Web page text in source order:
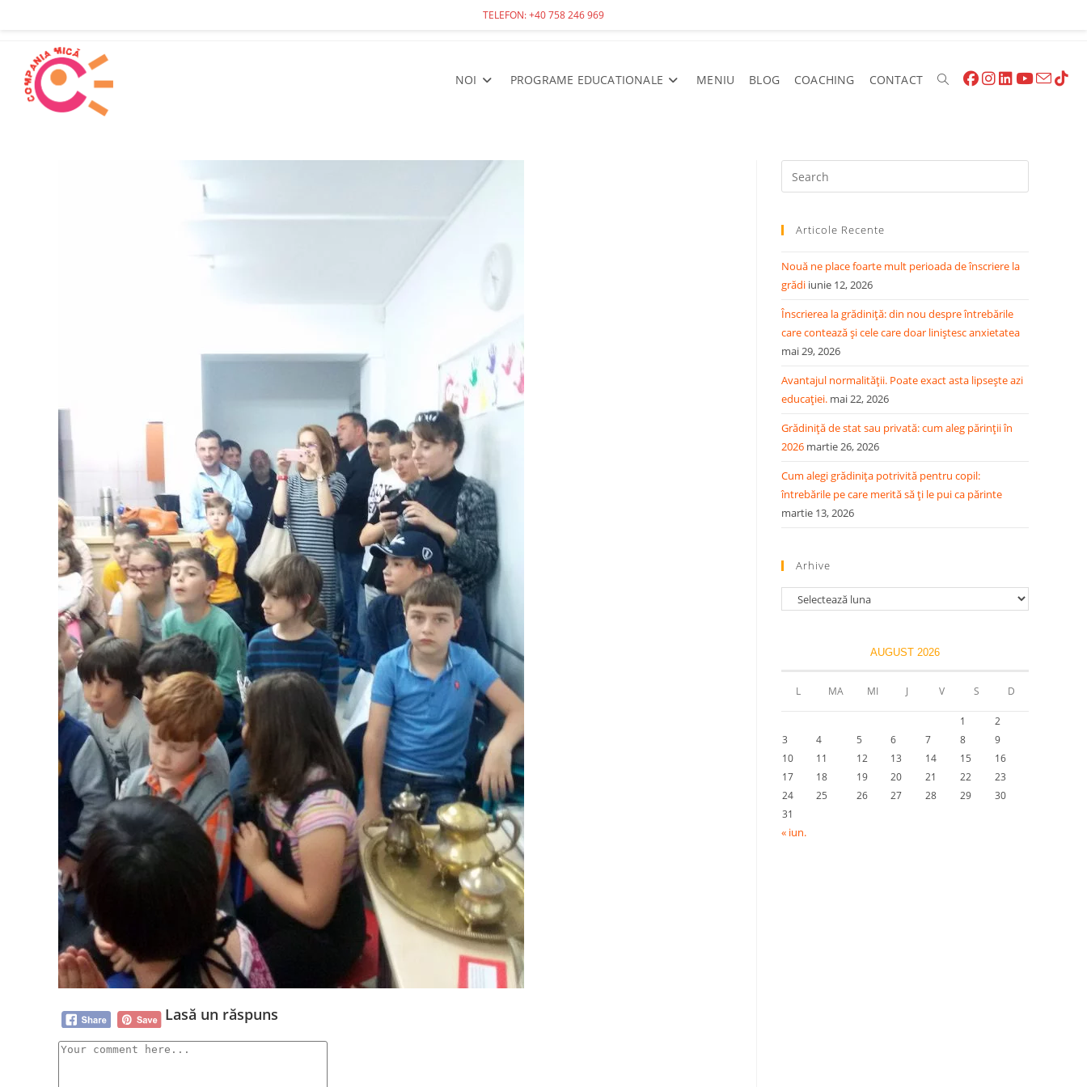
TELEFON: +40 758 246 969
NOI PROGRAME EDUCATIONALE MENIU BLOG COACHING CONTACT
Lasă un răspuns
Articole Recente
Nouă ne place foarte mult perioada de înscriere la
grădi iunie 12, 2026
Înscrierea la grădiniță: din nou despre întrebările
care contează și cele care doar liniștesc anxietatea
mai 29, 2026
Avantajul normalității. Poate exact asta lipsește azi
educației. mai 22, 2026
Grădiniță de stat sau privată: cum aleg părinții în
2026 martie 26, 2026
Cum alegi grădinița potrivită pentru copil:
întrebările pe care merită să ți le pui ca părinte
martie 13, 2026
Arhive
AUGUST 2026
L MA MI J V S D
1
2
3
4 5 6 7 8
9
10
11 12 13 14 15
16
17
18 19 20 21 22
23
24
25 26 27 28 29
30
31
« iun.